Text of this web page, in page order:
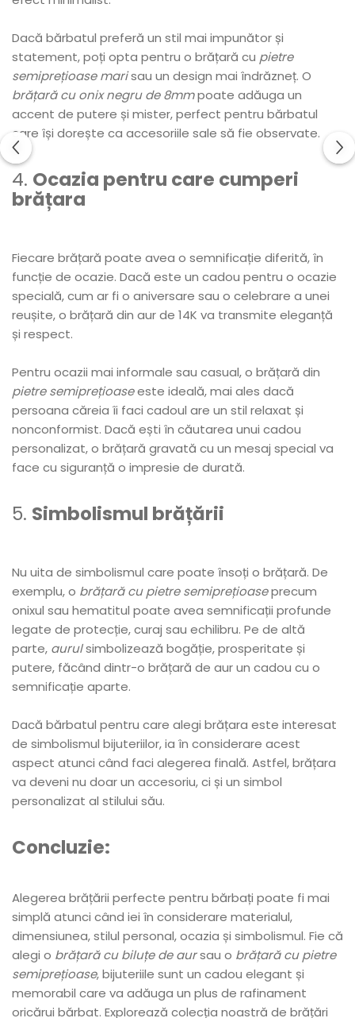
Dacă bărbatul preferă un stil mai impunător și
statement, poți opta pentru o brățară cu pietre
semiprețioase marisau un design mai îndrăzneț. O
brățară cu onix negru de 8mmpoate adăuga un
accent de putere și mister, perfect pentru bărbatul
care își dorește ca accesoriile sale să fie observate.
4. Ocazia pentru care cumperi
brățara
Fiecare brățară poate avea o semnificație diferită, în
funcție de ocazie. Dacă este un cadou pentru o ocazie
specială, cum ar fi o aniversare sau o celebrare a unei
reușite, o brățară din aur de 14K va transmite eleganță
și respect.
Pentru ocazii mai informale sau casual, o brățară din
pietre semiprețioaseeste ideală, mai ales dacă
persoana căreia îi faci cadoul are un stil relaxat și
nonconformist. Dacă ești în căutarea unui cadou
personalizat, o brățară gravată cu un mesaj special va
face cu siguranță o impresie de durată.
5. Simbolismul brățării
Nu uita de simbolismul care poate însoți o brățară. De
exemplu, o brățară cu pietre semiprețioaseprecum
onixul sau hematitul poate avea semnificații profunde
legate de protecție, curaj sau echilibru. Pe de altă
parte, aurulsimbolizează bogăție, prosperitate și
putere, făcând dintr-o brățară de aur un cadou cu o
semnificație aparte.
Dacă bărbatul pentru care alegi brățara este interesat
de simbolismul bijuteriilor, ia în considerare acest
aspect atunci când faci alegerea finală. Astfel, brățara
va deveni nu doar un accesoriu, ci și un simbol
personalizat al stilului său.
Concluzie:
Alegerea brățării perfecte pentru bărbați poate fi mai
simplă atunci când iei în considerare materialul,
dimensiunea, stilul personal, ocazia și simbolismul. Fie că
alegi o brățară cu biluțe de aursau o brățară cu pietre
semiprețioase, bijuteriile sunt un cadou elegant și
memorabil care va adăuga un plus de rafinament
oricărui bărbat. Explorează colecția noastră de brățări